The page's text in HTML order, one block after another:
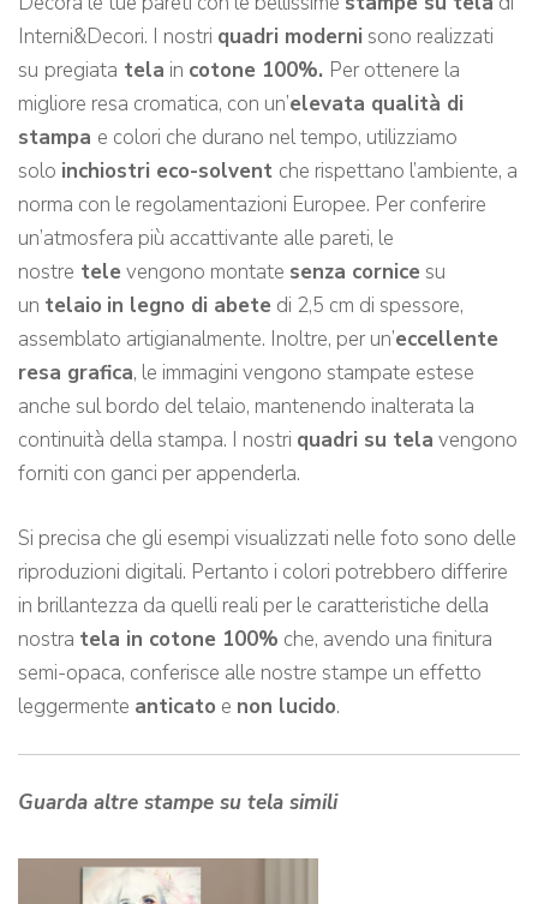
Interni&Decori. I nostri quadri moderni sono realizzati
su pregiata tela in cotone 100%. Per ottenere la
migliore resa cromatica, con un’elevata qualità di
stampa e colori che durano nel tempo, utilizziamo
solo inchiostri eco-solvent che rispettano l’ambiente, a
norma con le regolamentazioni Europee. Per conferire
un’atmosfera più accattivante alle pareti, le
nostre tele vengono montate senza cornice su
un telaio in legno di abete di 2,5 cm di spessore,
assemblato artigianalmente. Inoltre, per un’eccellente
resa grafica, le immagini vengono stampate estese
anche sul bordo del telaio, mantenendo inalterata la
continuità della stampa. I nostri quadri su tela vengono
forniti con ganci per appenderla.
Si precisa che gli esempi visualizzati nelle foto sono delle
riproduzioni digitali. Pertanto i colori potrebbero differire
in brillantezza da quelli reali per le caratteristiche della
nostra tela in cotone 100% che, avendo una finitura
semi-opaca, conferisce alle nostre stampe un effetto
leggermente anticato e non lucido.
Guarda altre stampe su tela simili